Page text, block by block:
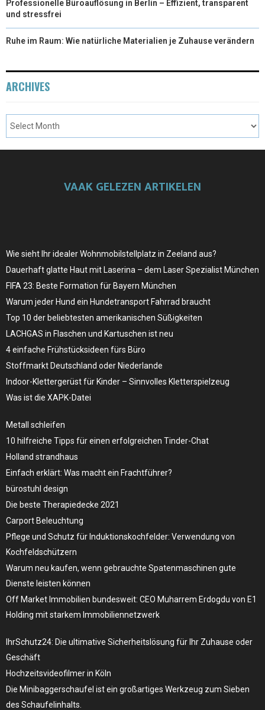
Professionelle Büroauflösung in Berlin – Effizient, transparent
und stressfrei
Ruhe im Raum: Wie natürliche Materialien je Zuhause verändern
ARCHIVES
VAAK GELEZEN ARTIKELEN
Wie sieht Ihr idealer Wohnmobilstellplatz in Zeeland aus?
Dauerhaft glatte Haut mit Laserina – dem Laser Spezialist München
FIFA 23: Beste Formation für Bayern München
Warum jeder Hund ein Hundetransport Fahrrad braucht
Top 10 der beliebtesten amerikanischen Süßigkeiten
LACHGAS in Flaschen und Kartuschen ist neu
4 einfache Frühstücksideen fürs Büro
Stoffmarkt Deutschland oder Niederlande
Indoor-Klettergerüst für Kinder – Sinnvolles Kletterspielzeug
Was ist die XAPK-Datei
Metall schleifen
10 hilfreiche Tipps für einen erfolgreichen Tinder-Chat
Holland strandhaus
Einfach erklärt: Was macht ein Frachtführer?
bürostuhl design
Die beste Therapiedecke 2021
Carport Beleuchtung
Pflege und Schutz für Induktionskochfelder: Verwendung von
Kochfeldschützern
Warum neu kaufen, wenn gebrauchte Spatenmaschinen gute
Dienste leisten können
Off Market Immobilien bundesweit: CEO Muharrem Erdogdu von E1
Holding mit starkem Immobiliennetzwerk
IhrSchutz24: Die ultimative Sicherheitslösung für Ihr Zuhause oder
Geschäft
Hochzeitsvideofilmer in Köln
Die Minibaggerschaufel ist ein großartiges Werkzeug zum Sieben
des Schaufelinhalts.